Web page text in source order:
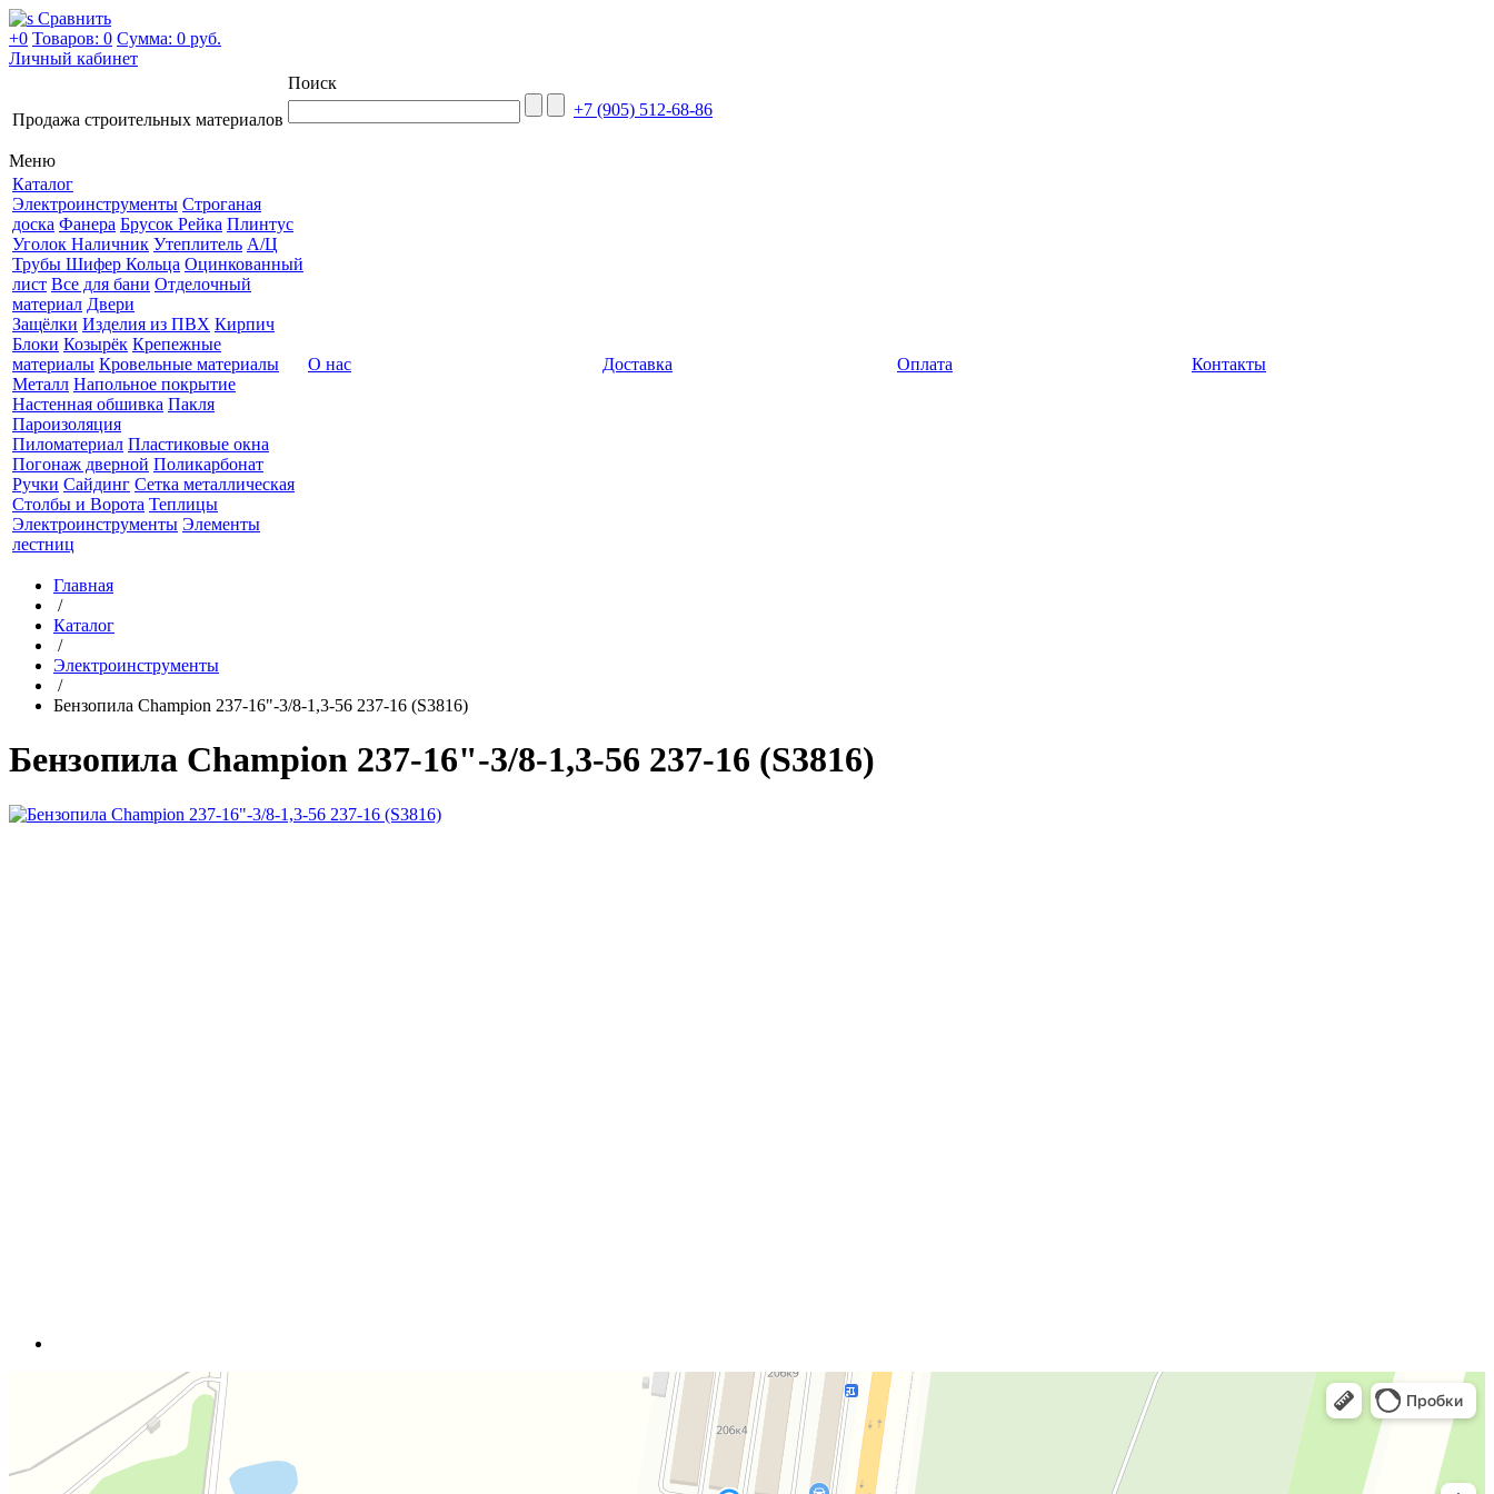
Сравнить
+0 Товаров: 0 Сумма: 0 руб.
Личный кабинет
Продажа строительных материалов
Поиск
+7 (905) 512-68-86
Меню
Каталог
Электроинструменты Строганая
доска Фанера Брусок Рейка Плинтус
Уголок Наличник Утеплитель А/Ц
Трубы Шифер Кольца Оцинкованный
лист Все для бани Отделочный
материал Двери
Защёлки Изделия из ПВХ Кирпич
Блоки Козырёк Крепежные
материалы Кровельные материалы
Металл Напольное покрытие
Настенная обшивка Пакля
Пароизоляция
Пиломатериал Пластиковые окна
Погонаж дверной Поликарбонат
Ручки Сайдинг Сетка металлическая
Столбы и Ворота Теплицы
Электроинструменты Элементы
лестниц
О нас Доставка Оплата Контакты
Главная
/
Каталог
/
Электроинструменты
/
Бензопила Champion 237-16"-3/8-1,3-56 237-16 (S3816)
Бензопила Champion 237-16"-3/8-1,3-56 237-16 (S3816)